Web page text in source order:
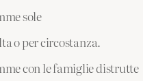
sole
o per circostanza.
con le famiglie distrutte